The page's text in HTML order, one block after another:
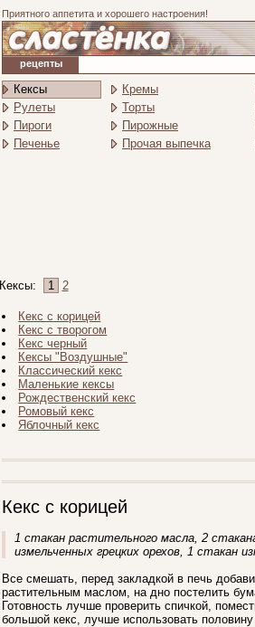
Приятного аппетита и хорошего настроения!
рецепты
Кексы
Рулеты
Пироги
Печенье
Кремы
Торты
Пирожные
Прочая выпечка
Кексы: 1 2
Кекс с корицей
Кекс с творогом
Кекс черный
Кексы "Воздушные"
Классический кекс
Маленькие кексы
Рождественский кекс
Ромовый кекс
Яблочный кекс
Кекс с корицей
1 стакан растительного масла, 2
измельченных грецких орехов, 1 стакан
Все смешать, перед закладкой в печь
растительным маслом, на дно постелить
Готовность лучше проверить спичкой,
большой кекс, лучше использовать половину